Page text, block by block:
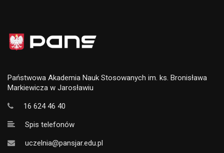
Państwowa Akademia Nauk Stosowanych im. ks. Bronisława
Markiewicza w Jarosławiu
16 624 46 40
Spis telefonów
uczelnia@pansjar.edu.pl